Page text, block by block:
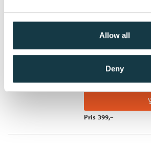
Allow all
Deny
er Guds himmel
Nedlastbar lydbok
Pris 399,–